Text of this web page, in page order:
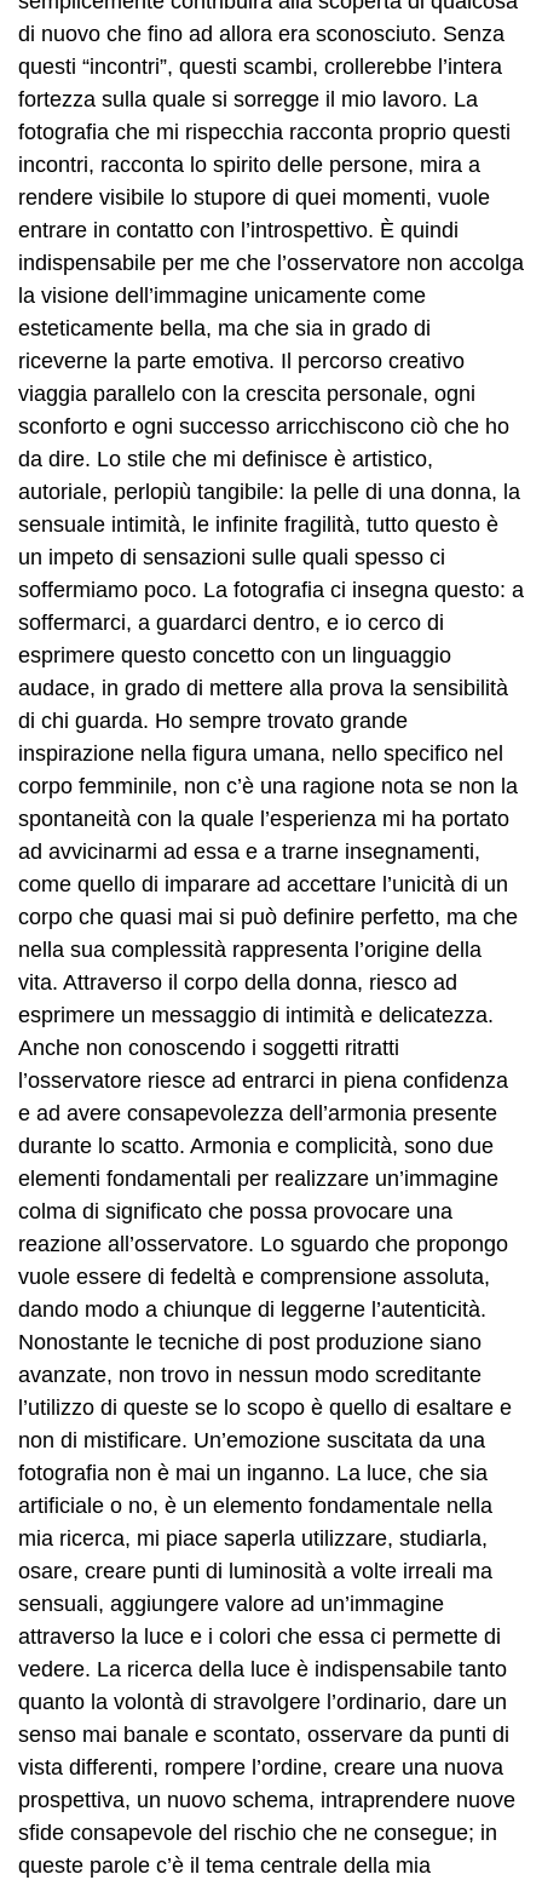
di nuovo che fino ad allora era sconosciuto. Senza
questi “incontri”, questi scambi, crollerebbe l’intera
fortezza sulla quale si sorregge il mio lavoro. La
fotografia che mi rispecchia racconta proprio questi
incontri, racconta lo spirito delle persone, mira a
rendere visibile lo stupore di quei momenti, vuole
entrare in contatto con l’introspettivo. È quindi
indispensabile per me che l’osservatore non accolga
la visione dell’immagine unicamente come
esteticamente bella, ma che sia in grado di
riceverne la parte emotiva. Il percorso creativo
viaggia parallelo con la crescita personale, ogni
sconforto e ogni successo arricchiscono ciò che ho
da dire. Lo stile che mi definisce è artistico,
autoriale, perlopiù tangibile: la pelle di una donna, la
sensuale intimità, le infinite fragilità, tutto questo è
un impeto di sensazioni sulle quali spesso ci
soffermiamo poco. La fotografia ci insegna questo: a
soffermarci, a guardarci dentro, e io cerco di
esprimere questo concetto con un linguaggio
audace, in grado di mettere alla prova la sensibilità
di chi guarda. Ho sempre trovato grande
inspirazione nella figura umana, nello specifico nel
corpo femminile, non c’è una ragione nota se non la
spontaneità con la quale l’esperienza mi ha portato
ad avvicinarmi ad essa e a trarne insegnamenti,
come quello di imparare ad accettare l’unicità di un
corpo che quasi mai si può definire perfetto, ma che
nella sua complessità rappresenta l’origine della
vita. Attraverso il corpo della donna, riesco ad
esprimere un messaggio di intimità e delicatezza.
Anche non conoscendo i soggetti ritratti
l’osservatore riesce ad entrarci in piena confidenza
e ad avere consapevolezza dell’armonia presente
durante lo scatto. Armonia e complicità, sono due
elementi fondamentali per realizzare un’immagine
colma di significato che possa provocare una
reazione all’osservatore. Lo sguardo che propongo
vuole essere di fedeltà e comprensione assoluta,
dando modo a chiunque di leggerne l’autenticità.
Nonostante le tecniche di post produzione siano
avanzate, non trovo in nessun modo screditante
l’utilizzo di queste se lo scopo è quello di esaltare e
non di mistificare. Un’emozione suscitata da una
fotografia non è mai un inganno. La luce, che sia
artificiale o no, è un elemento fondamentale nella
mia ricerca, mi piace saperla utilizzare, studiarla,
osare, creare punti di luminosità a volte irreali ma
sensuali, aggiungere valore ad un’immagine
attraverso la luce e i colori che essa ci permette di
vedere. La ricerca della luce è indispensabile tanto
quanto la volontà di stravolgere l’ordinario, dare un
senso mai banale e scontato, osservare da punti di
vista differenti, rompere l’ordine, creare una nuova
prospettiva, un nuovo schema, intraprendere nuove
sfide consapevole del rischio che ne consegue; in
queste parole c’è il tema centrale della mia